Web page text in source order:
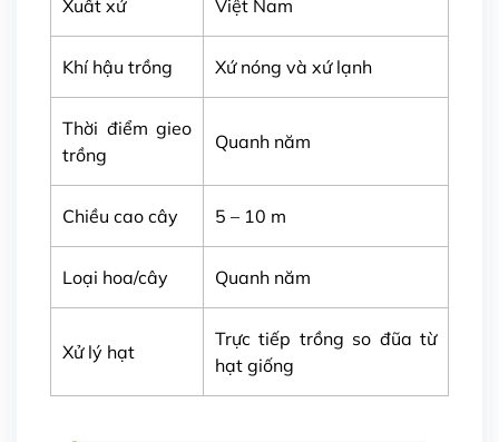
Xuất xứ Việt Nam
Khí hậu trồng Xứ nóng và xứ lạnh
Thời điểm gieo
trồng
Quanh năm
Chiều cao cây 5 – 10 m
Loại hoa/cây Quanh năm
Xử lý hạt
Trực tiếp trồng so đũa từ
hạt giống